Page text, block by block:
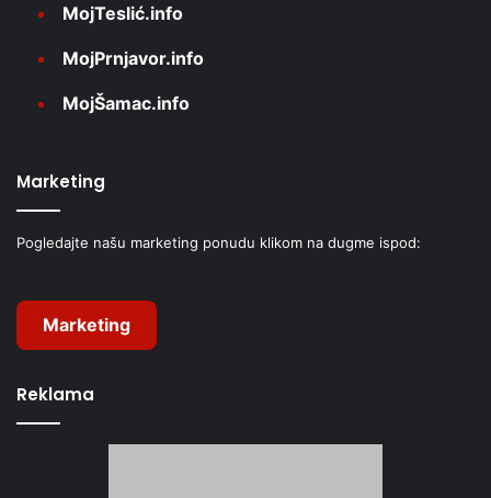
MojTeslić.info
MojPrnjavor.info
MojŠamac.info
Marketing
Pogledajte našu marketing ponudu klikom na dugme ispod:
Marketing
Reklama